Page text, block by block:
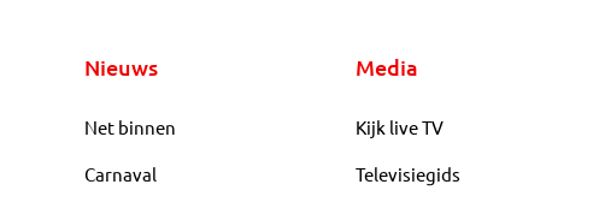
Nieuws
Net binnen
Carnaval
Media
Kijk live TV
Televisiegids